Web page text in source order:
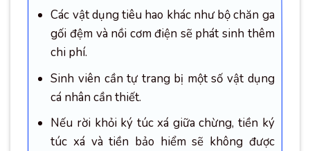
Các vật dụng tiêu hao khác như bộ chăn ga
gối đệm và nồi cơm điện sẽ phát sinh thêm
chi phí.
Sinh viên cần tự trang bị một số vật dụng
cá nhân cần thiết.
Nếu rời khỏi ký túc xá giữa chừng, tiền ký
túc xá và tiền bảo hiểm sẽ không được